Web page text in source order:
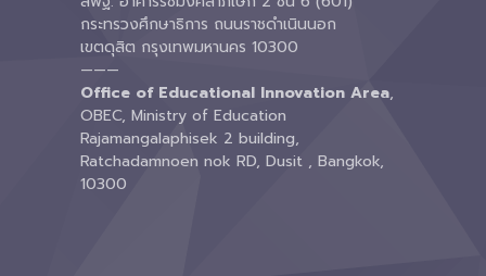
กระทรวงศึกษาธิการ ถนนราชดำเนินนอก
เขตดุสิต กรุงเทพมหานคร 10300
———
Office of Educational Innovation Area,
OBEC, Ministry of Education
Rajamangalaphisek 2 building,
Ratchadamnoen nok RD, Dusit , Bangkok,
10300